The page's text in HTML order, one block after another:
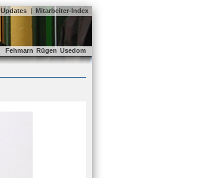
Updates | Mitarbeiter-Index
Fehmarn Rügen Usedom